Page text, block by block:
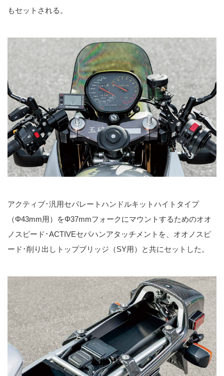
もセットされる。
アクティブ･汎用セパレートハンドルキットハイトタイプ
（Φ43mm用）をΦ37mmフォークにマウントするためのオオ
ノスピード･ACTIVEセパハンアタッチメントを、オオノスピ
ード･削り出しトップブリッジ（SY用）と共にセットした。